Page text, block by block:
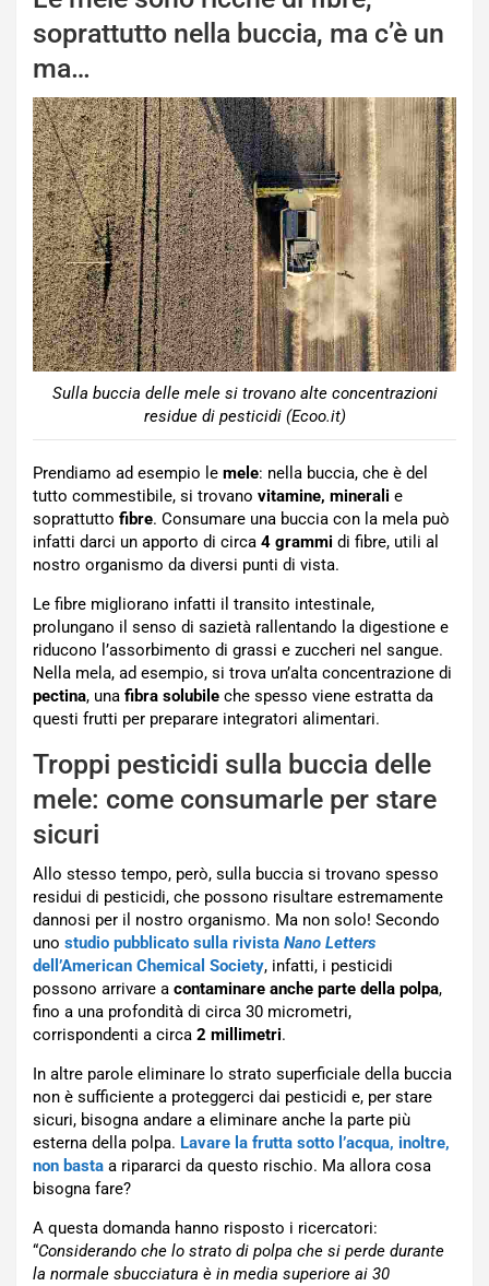
soprattutto nella buccia, ma c’è un
ma…
Sulla buccia delle mele si trovano alte concentrazioni
residue di pesticidi (Ecoo.it)
Prendiamo ad esempio le mele: nella buccia, che è del
tutto commestibile, si trovano vitamine, minerali e
soprattutto fibre. Consumare una buccia con la mela può
infatti darci un apporto di circa 4 grammi di fibre, utili al
nostro organismo da diversi punti di vista.
Le fibre migliorano infatti il transito intestinale,
prolungano il senso di sazietà rallentando la digestione e
riducono l’assorbimento di grassi e zuccheri nel sangue.
Nella mela, ad esempio, si trova un’alta concentrazione di
pectina, una fibra solubile che spesso viene estratta da
questi frutti per preparare integratori alimentari.
Troppi pesticidi sulla buccia delle
mele: come consumarle per stare
sicuri
Allo stesso tempo, però, sulla buccia si trovano spesso
residui di pesticidi, che possono risultare estremamente
dannosi per il nostro organismo. Ma non solo! Secondo
uno studio pubblicato sulla rivista Nano Letters
dell’American Chemical Society, infatti, i pesticidi
possono arrivare a contaminare anche parte della polpa,
fino a una profondità di circa 30 micrometri,
corrispondenti a circa 2 millimetri.
In altre parole eliminare lo strato superficiale della buccia
non è sufficiente a proteggerci dai pesticidi e, per stare
sicuri, bisogna andare a eliminare anche la parte più
esterna della polpa. Lavare la frutta sotto l’acqua, inoltre,
non basta a ripararci da questo rischio. Ma allora cosa
bisogna fare?
A questa domanda hanno risposto i ricercatori:
“Considerando che lo strato di polpa che si perde durante
la normale sbucciatura è in media superiore ai 30